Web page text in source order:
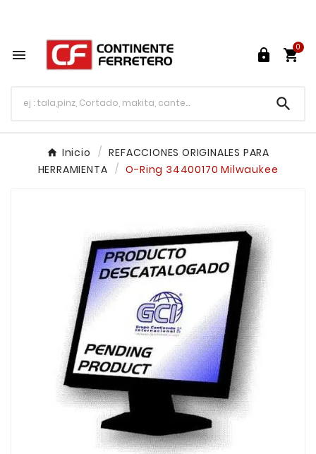
  
0

Inicio
REFACCIONES ORIGINALES PARA
HERRAMIENTA
O-Ring 34400170 Milwaukee